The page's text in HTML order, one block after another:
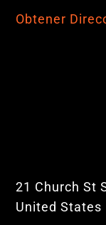
Obtener
21 Church St
United States